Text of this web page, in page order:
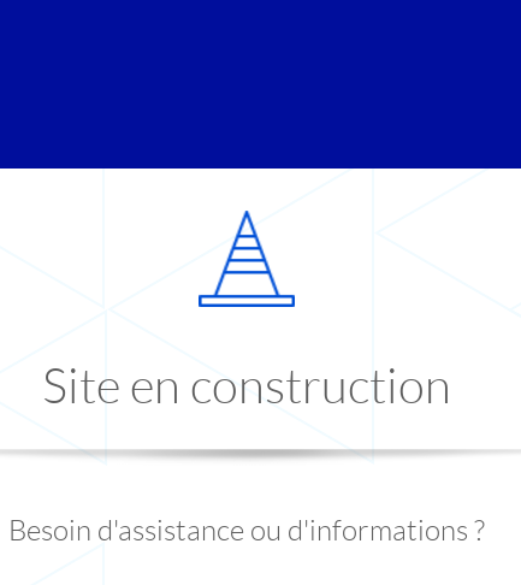
Site en construction
Besoin d'assistance ou d'informations ?